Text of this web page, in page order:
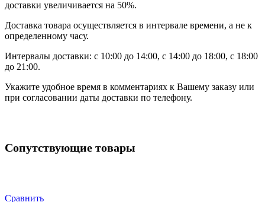
доставки увеличивается на 50%.
Доставка товара осуществляется в интервале времени, а не к
определенному часу.
Интервалы доставки: с 10:00 до 14:00, с 14:00 до 18:00, с 18:00
до 21:00.
Укажите удобное время в комментариях к Вашему заказу или
при согласовании даты доставки по телефону.
Сопутствующие товары
Сравнить